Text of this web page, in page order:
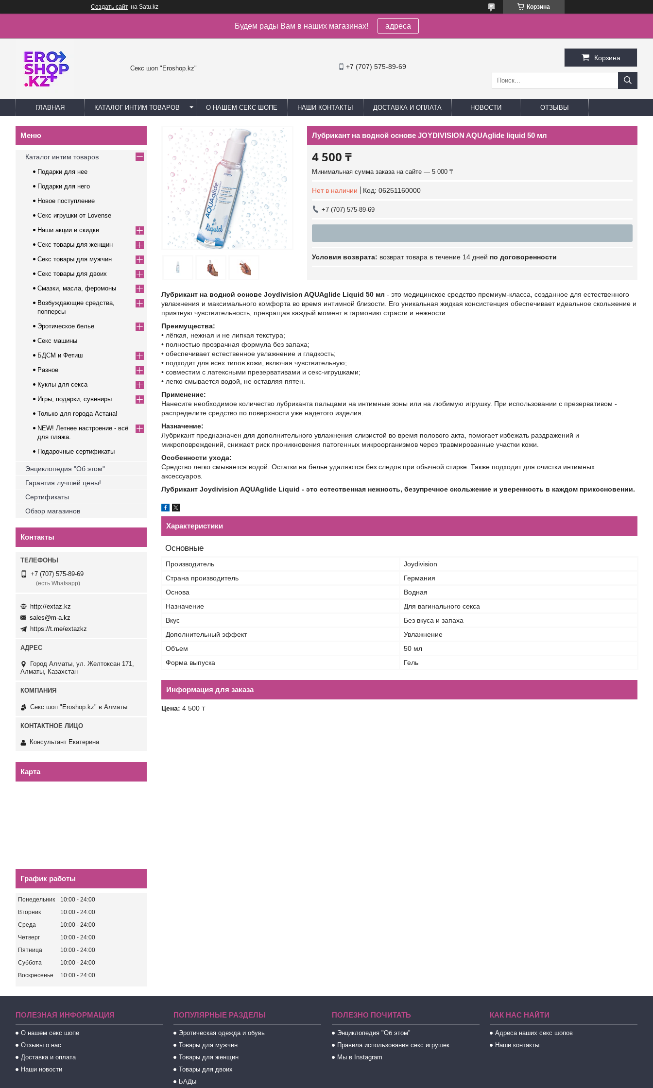
Создать сайт на Satu.kz Корзина
Будем рады Вам в наших магазинах! адреса
Секс шоп "Eroshop.kz" +7 (707) 575-89-69
Корзина
ГЛАВНАЯ КАТАЛОГ ИНТИМ ТОВАРОВ О НАШЕМ СЕКС ШОПЕ НАШИ КОНТАКТЫ ДОСТАВКА И ОПЛАТА НОВОСТИ ОТЗЫВЫ
Лубрикант на водной основе JOYDIVISION AQUAglide liquid 50 мл
4 500 ₸
Минимальная сумма заказа на сайте — 5 000 ₸
Нет в наличии Код: 06251160000
+7 (707) 575-89-69
возврат товара в течение 14 дней по договоренности
Лубрикант на водной основе Joydivision AQUAglide Liquid 50 мл - это медицинское средство премиум-класса, созданное для естественного
увлажнения и максимального комфорта во время интимной близости. Его уникальная жидкая консистенция обеспечивает идеальное скольжение и
приятную чувствительность, превращая каждый момент в гармонию страсти и нежности.
Преимущества:
• лёгкая, нежная и не липкая текстура;
• полностью прозрачная формула без запаха;
• обеспечивает естественное увлажнение и гладкость;
• подходит для всех типов кожи, включая чувствительную;
• совместим с латексными презервативами и секс-игрушками;
• легко смывается водой, не оставляя пятен.
Применение:
Нанесите необходимое количество лубриканта пальцами на интимные зоны или на любимую игрушку. При использовании с презервативом -
распределите средство по поверхности уже надетого изделия.
Назначение:
Лубрикант предназначен для дополнительного увлажнения слизистой во время полового акта, помогает избежать раздражений и
микроповреждений, снижает риск проникновения патогенных микроорганизмов через травмированные участки кожи.
Особенности ухода:
Средство легко смывается водой. Остатки на белье удаляются без следов при обычной стирке. Также подходит для очистки интимных
аксессуаров.
Лубрикант Joydivision AQUAglide Liquid - это естественная нежность, безупречное скольжение и уверенность в каждом прикосновении.
Характеристики
Основные
Производитель
Joydivision
Страна производитель
Германия
Основа
Водная
Назначение
Для вагинального секса
Вкус
Без вкуса и запаха
Дополнительный эффект
Увлажнение
Объем
50 мл
Форма выпуска
Гель
Информация для заказа
Цена: 4 500 ₸
Каталог интим товаров
Подарки для нее
Подарки для него
Новое поступление
Секс игрушки от Lovense
Наши акции и скидки
Секс товары для женщин
Секс товары для мужчин
Секс товары для двоих
Смазки, масла, феромоны
Возбуждающие средства,
попперсы
Эротическое белье
Секс машины
БДСМ и Фетиш
Разное
Куклы для секса
Игры, подарки, сувениры
Только для города Астана!
NEW! Летнее настроение - всё
для пляжа.
Подарочные сертификаты
Энциклопедия "Об этом"
Гарантия лучшей цены!
Сертификаты
Обзор магазинов
Контакты
+7 (707) 575-89-69
(есть Whatsapp)
http://extaz.kz
sales@m-a.kz
https://t.me/extazkz
Город Алматы, ул. Желтоксан 171,
Алматы, Казахстан
Секс шоп "Eroshop.kz" в Алматы
Консультант Екатерина
Карта
График работы
Понедельник 10:00
24:00
Вторник
10:00
24:00
Среда
10:00
24:00
Четверг
10:00
24:00
Пятница
10:00
24:00
Суббота
10:00
24:00
Воскресенье
10:00 24:00
ПОЛЕЗНАЯ ИНФОРМАЦИЯ
О нашем секс шопе
Отзывы о нас
Доставка и оплата
Наши новости
ПОПУЛЯРНЫЕ РАЗДЕЛЫ
Эротическая одежда и обувь
Товары для мужчин
Товары для женщин
Товары для двоих
БАДы
ПОЛЕЗНО ПОЧИТАТЬ
Энциклопедия "Об этом"
Правила использования секс игрушек
Мы в Instagram
КАК НАС НАЙТИ
Адреса наших секс шопов
Наши контакты